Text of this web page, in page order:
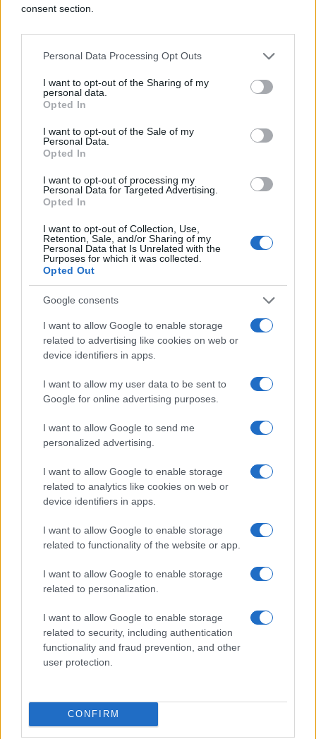
consent section.
Personal Data Processing Opt Outs
I want to opt-out of the Sharing of my
personal data.
Opted In
I want to opt-out of the Sale of my
Personal Data.
Opted In
I want to opt-out of processing my
Personal Data for Targeted Advertising.
Opted In
I want to opt-out of Collection, Use,
Retention, Sale, and/or Sharing of my
Personal Data that Is Unrelated with the
Purposes for which it was collected.
Opted Out
Google consents
I want to allow Google to enable storage
related to advertising like cookies on web or
device identifiers in apps.
I want to allow my user data to be sent to
Google for online advertising purposes.
I want to allow Google to send me
personalized advertising.
I want to allow Google to enable storage
related to analytics like cookies on web or
device identifiers in apps.
I want to allow Google to enable storage
related to functionality of the website or app.
I want to allow Google to enable storage
related to personalization.
I want to allow Google to enable storage
related to security, including authentication
functionality and fraud prevention, and other
user protection.
CONFIRM
(AA)